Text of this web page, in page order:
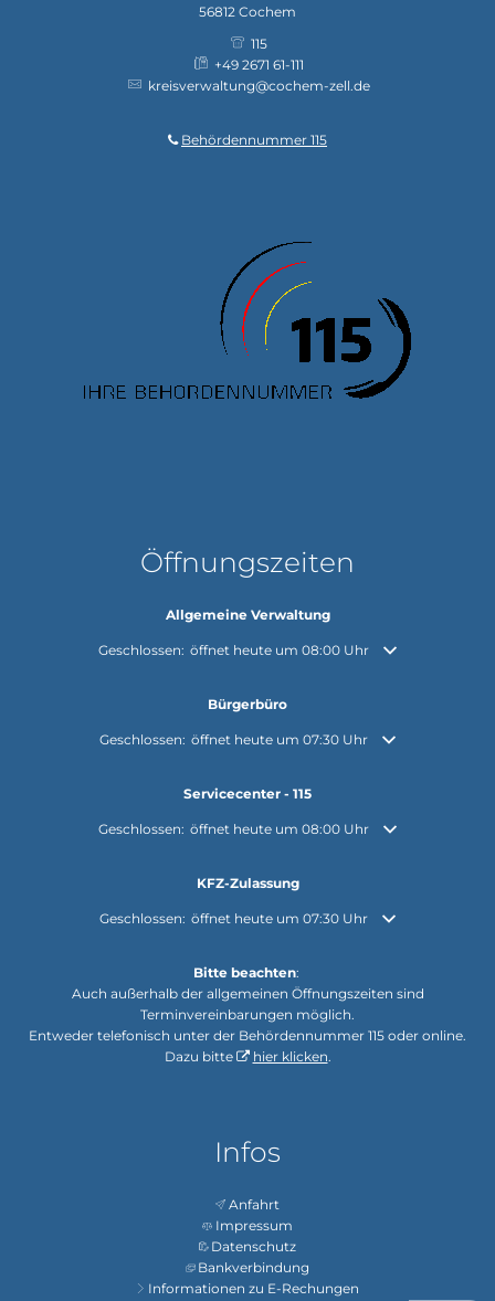
56812 Cochem
115
+49 2671 61-111
kreisverwaltung@cochem-zell.de
Behördennummer 115
Öffnungszeiten
Allgemeine Verwaltung
Klicken, um weitere Öffnungs- oder Schließzeiten
Geschlossen: öffnet heute um 08:00 Uhr
Bürgerbüro
Klicken, um weitere Öffnungs- oder Schließzeiten
Geschlossen: öffnet heute um 07:30 Uhr
Servicecenter - 115
Klicken, um weitere Öffnungs- oder Schließzeiten
Geschlossen: öffnet heute um 08:00 Uhr
KFZ-Zulassung
Klicken, um weitere Öffnungs- oder Schließzeiten
Geschlossen: öffnet heute um 07:30 Uhr
Bitte beachten:
Auch außerhalb der allgemeinen Öffnungszeiten sind
Terminvereinbarungen möglich.
Entweder telefonisch unter der Behördennummer 115 oder online.
Dazu bitte
hier klicken.
Infos
Anfahrt
Impressum
Datenschutz
Bankverbindung
Informationen zu E-Rechungen